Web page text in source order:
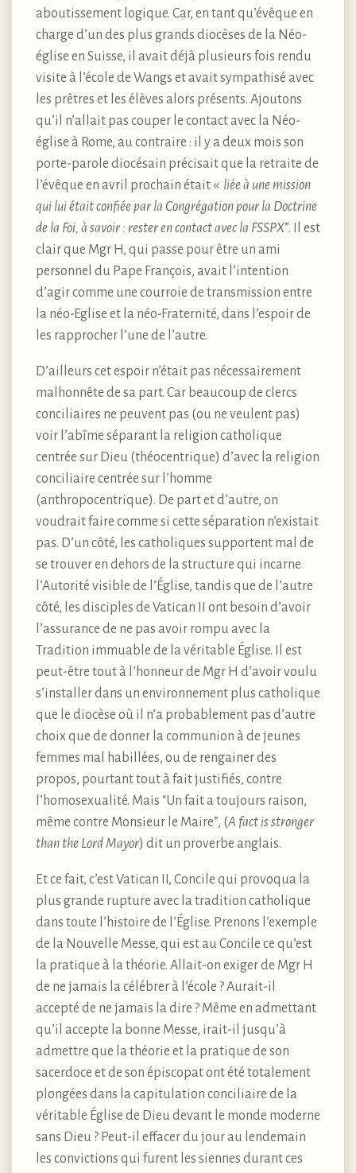
aboutissement logique. Car, en tant qu’évêque en
charge d’un des plus grands diocèses de la Néo-
église en Suisse, il avait déjà plusieurs fois rendu
visite à l’école de Wangs et avait sympathisé avec
les prêtres et les élèves alors présents. Ajoutons
qu’il n’allait pas couper le contact avec la Néo-
église à Rome, au contraire : il y a deux mois son
porte-parole diocésain précisait que la retraite de
l’évêque en avril prochain était « liée à une mission
qui lui était confiée par la Congrégation pour la Doctrine
de la Foi, à savoir : rester en contact avec la FSSPX”. Il est
clair que Mgr H, qui passe pour être un ami
personnel du Pape François, avait l’intention
d’agir comme une courroie de transmission entre
la néo-Eglise et la néo-Fraternité, dans l’espoir de
les rapprocher l’une de l’autre.
D’ailleurs cet espoir n’était pas nécessairement
malhonnête de sa part. Car beaucoup de clercs
conciliaires ne peuvent pas (ou ne veulent pas)
voir l’abîme séparant la religion catholique
centrée sur Dieu (théocentrique) d’avec la religion
conciliaire centrée sur l’homme
(anthropocentrique). De part et d’autre, on
voudrait faire comme si cette séparation n’existait
pas. D’un côté, les catholiques supportent mal de
se trouver en dehors de la structure qui incarne
l’Autorité visible de l’Église, tandis que de l’autre
côté, les disciples de Vatican II ont besoin d’avoir
l’assurance de ne pas avoir rompu avec la
Tradition immuable de la véritable Église. Il est
peut-être tout à l’honneur de Mgr H d’avoir voulu
s’installer dans un environnement plus catholique
que le diocèse où il n’a probablement pas d’autre
choix que de donner la communion à de jeunes
femmes mal habillées, ou de rengainer des
propos, pourtant tout à fait justifiés, contre
l’homosexualité. Mais “Un fait a toujours raison,
même contre Monsieur le Maire”, (A fact is stronger
than the Lord Mayor) dit un proverbe anglais.
Et ce fait, c’est Vatican II, Concile qui provoqua la
plus grande rupture avec la tradition catholique
dans toute l’histoire de l’Église. Prenons l’exemple
de la Nouvelle Messe, qui est au Concile ce qu’est
la pratique à la théorie. Allait-on exiger de Mgr H
de ne jamais la célébrer à l’école ? Aurait-il
accepté de ne jamais la dire ? Même en admettant
qu’il accepte la bonne Messe, irait-il jusqu’à
admettre que la théorie et la pratique de son
sacerdoce et de son épiscopat ont été totalement
plongées dans la capitulation conciliaire de la
véritable Église de Dieu devant le monde moderne
sans Dieu ? Peut-il effacer du jour au lendemain
les convictions qui furent les siennes durant ces